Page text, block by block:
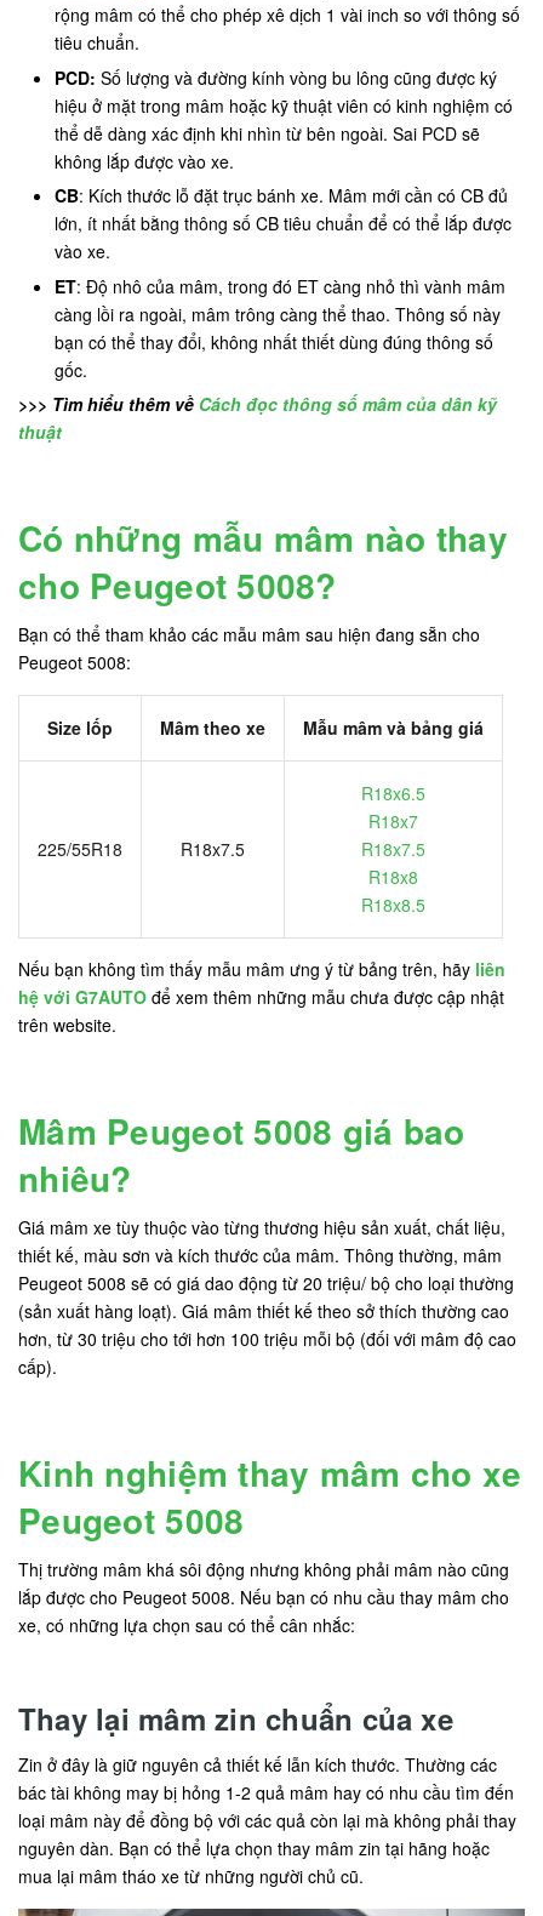
rộng mâm có thể cho phép xê dịch 1 vài inch so với thông số
tiêu chuẩn.
PCD: Số lượng và đường kính vòng bu lông cũng được ký
hiệu ở mặt trong mâm hoặc kỹ thuật viên có kinh nghiệm có
thể dễ dàng xác định khi nhìn từ bên ngoài. Sai PCD sẽ
không lắp được vào xe.
CB: Kích thước lỗ đặt trục bánh xe. Mâm mới cần có CB đủ
lớn, ít nhất bằng thông số CB tiêu chuẩn để có thể lắp được
vào xe.
ET: Độ nhô của mâm, trong đó ET càng nhỏ thì vành mâm
càng lồi ra ngoài, mâm trông càng thể thao. Thông số này
bạn có thể thay đổi, không nhất thiết dùng đúng thông số
gốc.
>>> Tìm hiểu thêm về Cách đọc thông số mâm của dân kỹ
thuật
Có những mẫu mâm nào thay
cho Peugeot 5008?
Bạn có thể tham khảo các mẫu mâm sau hiện đang sẵn cho
Peugeot 5008:
Size lốp Mâm theo xe Mẫu mâm và bảng giá
225/55R18 R18x7.5
R18x6.5
R18x7
R18x7.5
R18x8
R18x8.5
Nếu bạn không tìm thấy mẫu mâm ưng ý từ bảng trên, hãy liên
hệ với G7AUTO để xem thêm những mẫu chưa được cập nhật
trên website.
Mâm Peugeot 5008 giá bao
nhiêu?
Giá mâm xe tùy thuộc vào từng thương hiệu sản xuất, chất liệu,
thiết kế, màu sơn và kích thước của mâm. Thông thường, mâm
Peugeot 5008 sẽ có giá dao động từ 20 triệu/ bộ cho loại thường
(sản xuất hàng loạt). Giá mâm thiết kế theo sở thích thường cao
hơn, từ 30 triệu cho tới hơn 100 triệu mỗi bộ (đối với mâm độ cao
cấp).
Kinh nghiệm thay mâm cho xe
Peugeot 5008
Thị trường mâm khá sôi động nhưng không phải mâm nào cũng
lắp được cho Peugeot 5008. Nếu bạn có nhu cầu thay mâm cho
xe, có những lựa chọn sau có thể cân nhắc:
Thay lại mâm zin chuẩn của xe
Zin ở đây là giữ nguyên cả thiết kế lẫn kích thước. Thường các
bác tài không may bị hỏng 1-2 quả mâm hay có nhu cầu tìm đến
loại mâm này để đồng bộ với các quả còn lại mà không phải thay
nguyên dàn. Bạn có thể lựa chọn thay mâm zin tại hãng hoặc
mua lại mâm tháo xe từ những người chủ cũ.